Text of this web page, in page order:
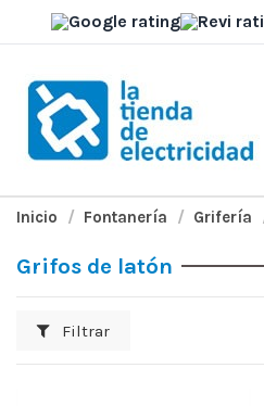
Inicio Fontanería Grifería
Grifos de latón
Filtrar